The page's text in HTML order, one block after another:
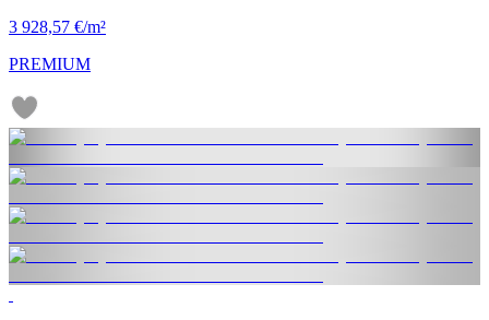
3 928,57 €/m²
PREMIUM